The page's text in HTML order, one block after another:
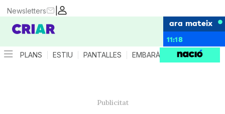
|
Newsletters
ara mateix
11:18
PLANS ESTIU PANTALLES EMBARÀS CRIANÇA